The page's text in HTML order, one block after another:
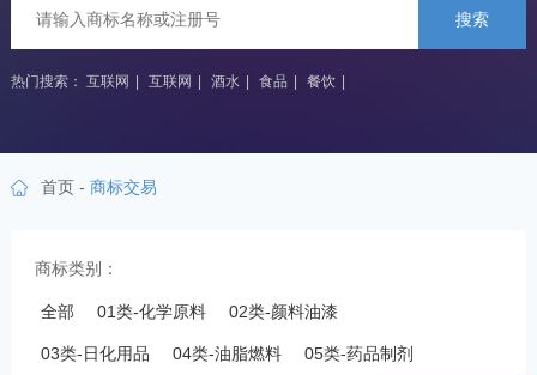
搜索
热门搜索： 互联网 互联网 酒水 食品 餐饮
首页- 商标交易
商标类别：
全部 01类-化学原料 02类-颜料油漆
03类-日化用品 04类-油脂燃料 05类-药品制剂